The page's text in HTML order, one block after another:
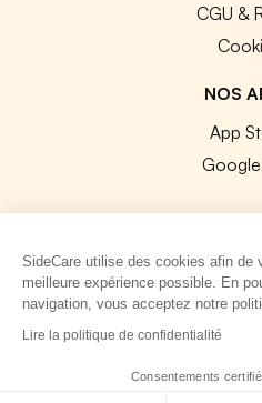
CGU &
NOS
App
Google
© 2026 SideCare.
SideCare utilise des cookies afin de
meilleure expérience possible. En
navigation, vous acceptez notre
Lire la politique de confidentialité
Consentements